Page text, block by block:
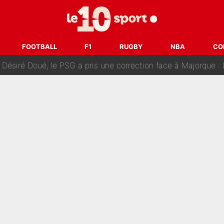
FOOTBALL F1 RUGBY NBA
à Zinedine Zidane en équipe de France : «Je n'aurais
dans tous les sens sur le mercato de l'OM : Frank McCourt va
Doué, le PSG a pris une correction face à Majorque : Luis